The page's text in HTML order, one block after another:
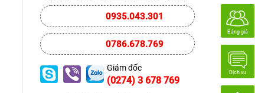
0935.043.301
0786.678.769
Giám đốc
(0274) 3 678 769
Bảng giá
Dịch vụ